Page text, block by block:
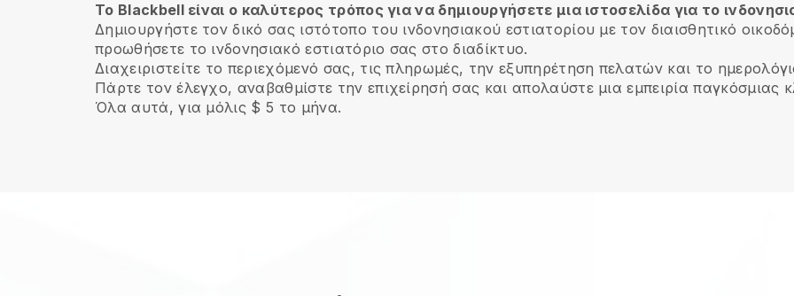
Το Blackbell είναι ο καλύτερος τρόπος για να δημιουργήσετε μια ιστοσελίδα για το
Δημιουργήστε τον δικό σας ιστότοπο του ινδονησιακού εστιατορίου με τον διαισθητικό
προωθήσετε το ινδονησιακό εστιατόριο σας στο διαδίκτυο.
Διαχειριστείτε το περιεχόμενό σας, τις πληρωμές, την εξυπηρέτηση πελατών και το
Πάρτε τον έλεγχο, αναβαθμίστε την επιχείρησή σας και απολαύστε μια εμπειρία παγκόσμιας
Όλα αυτά, για μόλις $ 5 το μήνα.